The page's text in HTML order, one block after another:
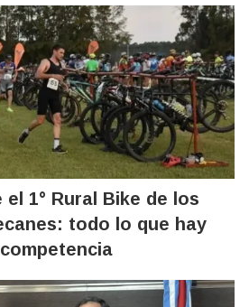
1° Rural Bike de los
todo lo que hay